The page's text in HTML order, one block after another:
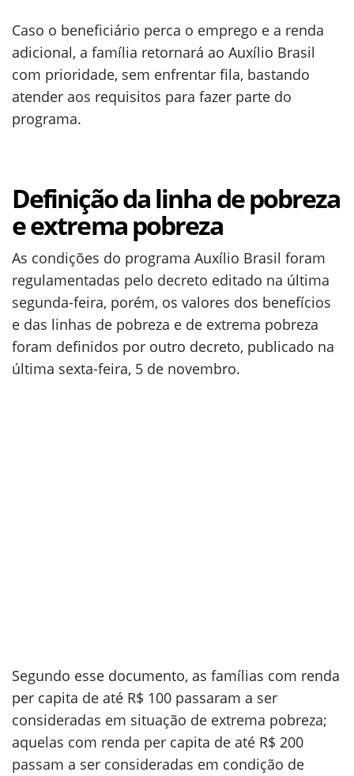
Caso o beneficiário perca o emprego e a renda
adicional, a família retornará ao Auxílio Brasil
com prioridade, sem enfrentar fila, bastando
atender aos requisitos para fazer parte do
programa.
Definição da linha de pobreza
e extrema pobreza
As condições do programa Auxílio Brasil foram
regulamentadas pelo decreto editado na última
segunda-feira, porém, os valores dos benefícios
e das linhas de pobreza e de extrema pobreza
foram definidos por outro decreto, publicado na
última sexta-feira, 5 de novembro.
Segundo esse documento, as famílias com renda
per capita de até R$ 100 passaram a ser
consideradas em situação de extrema pobreza;
aquelas com renda per capita de até R$ 200
passam a ser consideradas em condição de